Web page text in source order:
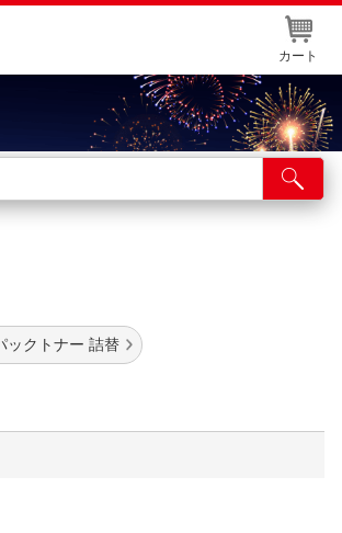
カート
ックトナー 詰替